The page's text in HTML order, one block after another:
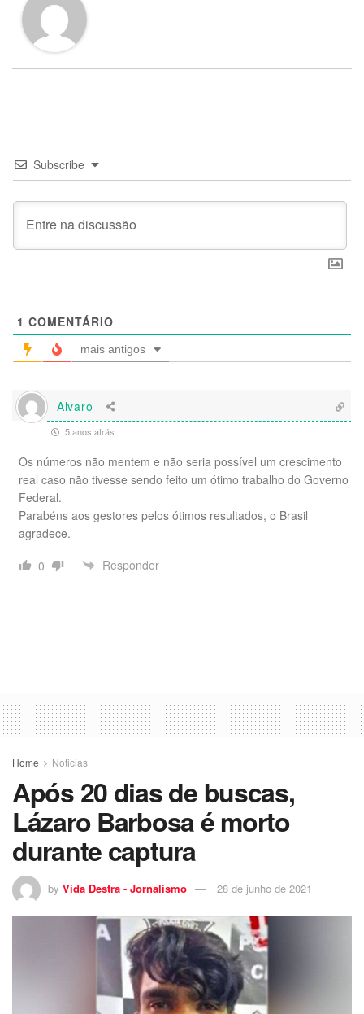
Subscribe
1 COMENTÁRIO
mais antigos
Alvaro
5 anos atrás
Os números não mentem e não seria possível um crescimento
real caso não tivesse sendo feito um ótimo trabalho do Governo
Federal.
Parabéns aos gestores pelos ótimos resultados, o Brasil
agradece.
0
Responder
Home Noticias
Após 20 dias de buscas,
Lázaro Barbosa é morto
durante captura
by Vida Destra - Jornalismo 28 de junho de 2021